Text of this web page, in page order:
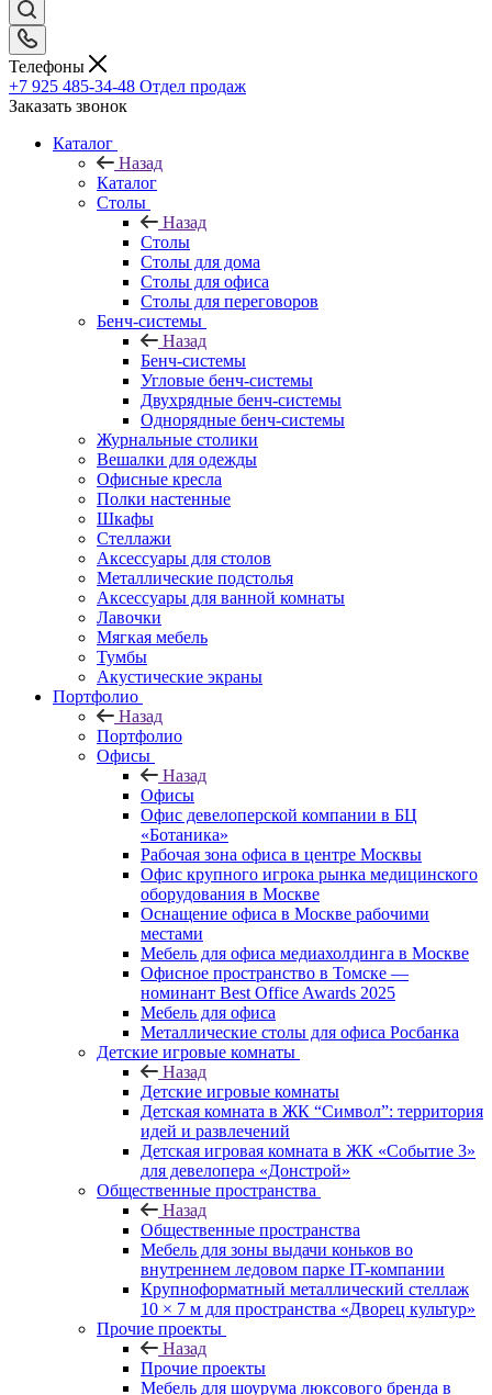
Телефоны
+7 925 485-34-48 Отдел продаж
Заказать звонок
Каталог
Назад
Каталог
Столы
Назад
Столы
Столы для дома
Столы для офиса
Столы для переговоров
Бенч-системы
Назад
Бенч-системы
Угловые бенч-системы
Двухрядные бенч-системы
Однорядные бенч-системы
Журнальные столики
Вешалки для одежды
Офисные кресла
Полки настенные
Шкафы
Стеллажи
Аксессуары для столов
Металлические подстолья
Аксессуары для ванной комнаты
Лавочки
Мягкая мебель
Тумбы
Акустические экраны
Портфолио
Назад
Портфолио
Офисы
Назад
Офисы
Офис девелоперской компании в БЦ
«Ботаника»
Рабочая зона офиса в центре Москвы
Офис крупного игрока рынка медицинского
оборудования в Москве
Оснащение офиса в Москве рабочими
местами
Мебель для офиса медиахолдинга в Москве
Офисное пространство в Томске —
номинант Best Office Awards 2025
Мебель для офиса
Металлические столы для офиса Росбанка
Детские игровые комнаты
Назад
Детские игровые комнаты
Детская комната в ЖК “Символ”: территория
идей и развлечений
Детская игровая комната в ЖК «Событие 3»
для девелопера «Донстрой»
Общественные пространства
Назад
Общественные пространства
Мебель для зоны выдачи коньков во
внутреннем ледовом парке IT-компании
Крупноформатный металлический стеллаж
10 × 7 м для пространства «Дворец культур»
Прочие проекты
Назад
Прочие проекты
Мебель для шоурума люксового бренда в